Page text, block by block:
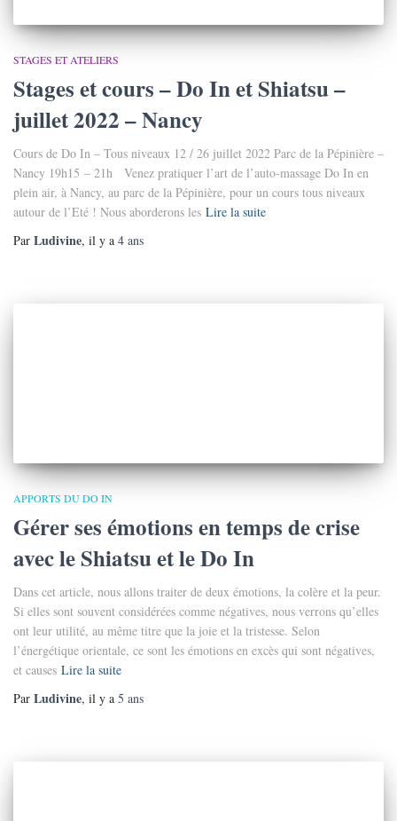
STAGES ET ATELIERS
Stages et cours – Do In et Shiatsu –
juillet 2022 – Nancy
Cours de Do In – Tous niveaux 12 / 26 juillet 2022 Parc de la Pépinière –
Nancy 19h15 – 21h Venez pratiquer l’art de l’auto-massage Do In en
plein air, à Nancy, au parc de la Pépinière, pour un cours tous niveaux
autour de l’Eté ! Nous aborderons les Lire la suite
Par Ludivine, il y a 4 ans
APPORTS DU DO IN
Gérer ses émotions en temps de crise
avec le Shiatsu et le Do In
Dans cet article, nous allons traiter de deux émotions, la colère et la peur.
Si elles sont souvent considérées comme négatives, nous verrons qu’elles
ont leur utilité, au même titre que la joie et la tristesse. Selon
l’énergétique orientale, ce sont les émotions en excès qui sont négatives,
et causes Lire la suite
Par Ludivine, il y a 5 ans